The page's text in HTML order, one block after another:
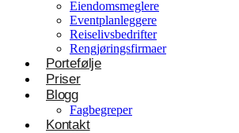
Eiendomsmeglere
Eventplanleggere
Reiselivsbedrifter
Rengjøringsfirmaer
Portefølje
Priser
Blogg
Fagbegreper
Kontakt